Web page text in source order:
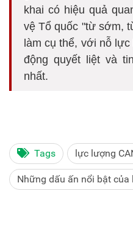
khai có hiệu quả
vệ Tổ quốc "từ sớm,
làm cụ thể, với nỗ
động quyết liệt và
nhất.
Tags lực lượng
Những dấu ấn nổi bật của